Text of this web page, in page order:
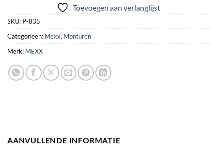
Toevoegen aan verlanglijst
SKU: P-835
Categorieën: Mexx, Monturen
Merk: MEXX
AANVULLENDE INFORMATIE